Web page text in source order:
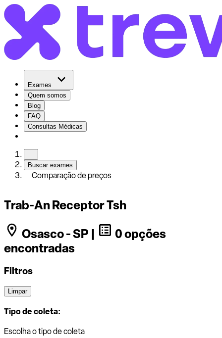
Exames
Quem somos
Blog
FAQ
Consultas Médicas
Buscar exames
Comparação de preços
Trab-An Receptor Tsh
Osasco - SP |
0 opções
encontradas
Filtros
Limpar
Tipo de coleta:
Escolha o tipo de coleta